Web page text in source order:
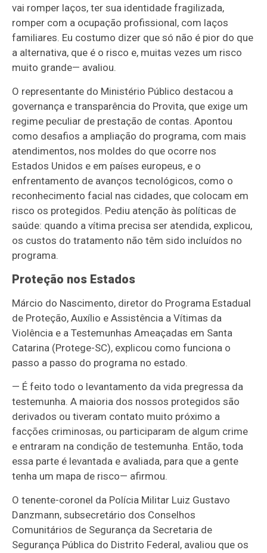
vai romper laços, ter sua identidade fragilizada,
romper com a ocupação profissional, com laços
familiares. Eu costumo dizer que só não é pior do que
a alternativa, que é o risco e, muitas vezes um risco
muito grande— avaliou.
O representante do Ministério Público destacou a
governança e transparência do Provita, que exige um
regime peculiar de prestação de contas. Apontou
como desafios a ampliação do programa, com mais
atendimentos, nos moldes do que ocorre nos
Estados Unidos e em países europeus, e o
enfrentamento de avanços tecnológicos, como o
reconhecimento facial nas cidades, que colocam em
risco os protegidos. Pediu atenção às políticas de
saúde: quando a vítima precisa ser atendida, explicou,
os custos do tratamento não têm sido incluídos no
programa.
Proteção nos Estados
Márcio do Nascimento, diretor do Programa Estadual
de Proteção, Auxílio e Assistência a Vítimas da
Violência e a Testemunhas Ameaçadas em Santa
Catarina (Protege-SC), explicou como funciona o
passo a passo do programa no estado.
— É feito todo o levantamento da vida pregressa da
testemunha. A maioria dos nossos protegidos são
derivados ou tiveram contato muito próximo a
facções criminosas, ou participaram de algum crime
e entraram na condição de testemunha. Então, toda
essa parte é levantada e avaliada, para que a gente
tenha um mapa de risco— afirmou.
O tenente-coronel da Polícia Militar Luiz Gustavo
Danzmann, subsecretário dos Conselhos
Comunitários de Segurança da Secretaria de
Segurança Pública do Distrito Federal, avaliou que os